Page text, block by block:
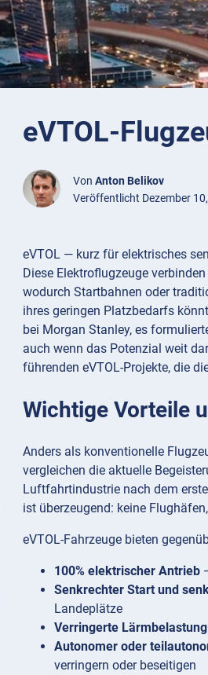
eVTOL-
Von Anton Belikov
Veröffentlicht Dezember
eVTOL — kurz für elektrisches
Diese Elektroflugzeuge
wodurch Startbahnen oder
ihres geringen Platzbedarfs
bei Morgan Stanley, es
auch wenn das Potenzial weit
führenden eVTOL-Projekte, die
Wichtige Vorteile
Anders als konventionelle
vergleichen die aktuelle
Luftfahrtindustrie nach dem
ist überzeugend: keine
eVTOL-Fahrzeuge bieten
100% elektrischer Antrieb
Senkrechter Start und
Landeplätze
Verringerte Lärmbelastung
Autonomer oder
verringern oder beseitigen